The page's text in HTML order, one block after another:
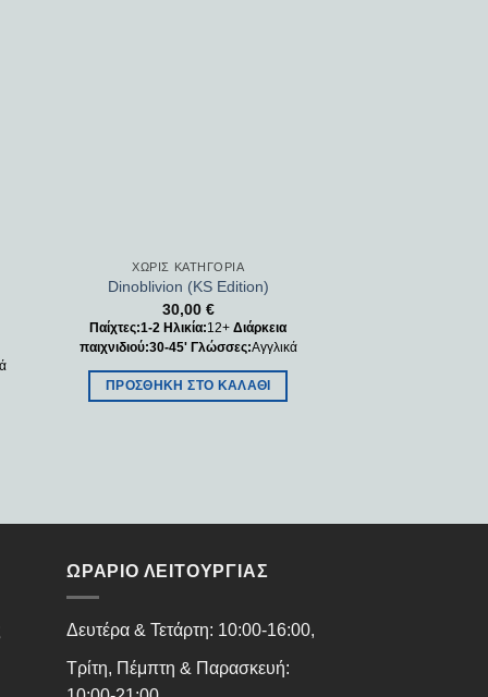
ΧΩΡΊΣ ΚΑΤΗΓΟΡΊΑ
Dinoblivion (KS Edition)
30,00 €
Παίχτες:1-2 Ηλικία:12+Διάρκεια
παιχνιδιού:30-45' Γλώσσες:Αγγλικά
ΠΡΟΣΘΉΚΗ ΣΤΟ ΚΑΛΆΘΙ
ΩΡΑΡΙΟ ΛΕΙΤΟΥΡΓΙΑΣ
Δευτέρα & Τετάρτη: 10:00-16:00,
Τρίτη, Πέμπτη & Παρασκευή: